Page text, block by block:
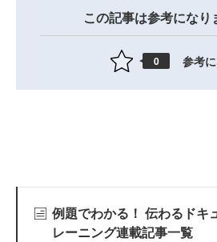
この記事は参考になり
0 参考
例題でわかる！ 伝わるドキ
レーニング連載記事一覧